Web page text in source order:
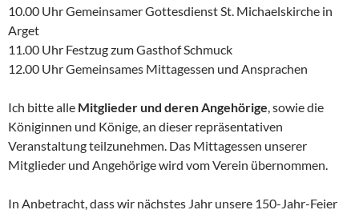
10.00 Uhr Gemeinsamer Gottesdienst St. Michaelskirche in
Arget
11.00 Uhr Festzug zum Gasthof Schmuck
12.00 Uhr Gemeinsames Mittagessen und Ansprachen
Ich bitte alle Mitglieder und deren Angehörige, sowie die
Königinnen und Könige, an dieser repräsentativen
Veranstaltung teilzunehmen. Das Mittagessen unserer
Mitglieder und Angehörige wird vom Verein übernommen.
In Anbetracht, dass wir nächstes Jahr unsere 150-Jahr-Feier